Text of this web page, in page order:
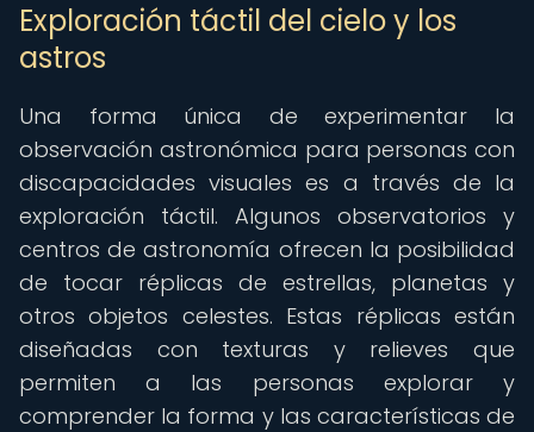
Exploración táctil del cielo y los
astros
Una forma única de experimentar la
observación astronómica para personas con
discapacidades visuales es a través de la
exploración táctil. Algunos observatorios y
centros de astronomía ofrecen la posibilidad
de tocar réplicas de estrellas, planetas y
otros objetos celestes. Estas réplicas están
diseñadas con texturas y relieves que
permiten a las personas explorar y
comprender la forma y las características de